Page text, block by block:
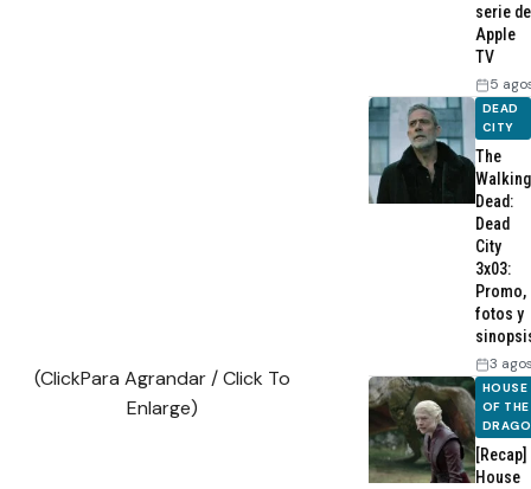
(ClickPara Agrandar / Click To
Enlarge)
serie de
Apple
TV
5
DEAD
CITY
The
Walking
Dead:
Dead
City
3x03:
Promo,
fotos y
3
HOUSE
OF THE
[Recap]
House